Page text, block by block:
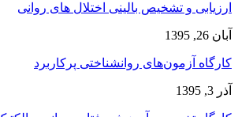
ارزیابی و تشخیص بالینی اختلال های روانی
آبان 26, 1395
کارگاه آزمون‌های روانشناختی پرکاربرد
آذر 3, 1395